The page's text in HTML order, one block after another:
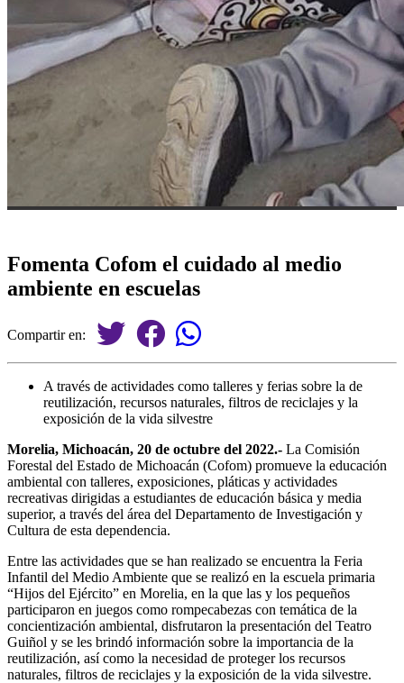
Fomenta Cofom el cuidado al medio
ambiente en escuelas
Compartir en:
A través de actividades como talleres y ferias sobre la de
reutilización, recursos naturales, filtros de reciclajes y la
exposición de la vida silvestre
Morelia, Michoacán, 20 de octubre del 2022.- La Comisión
Forestal del Estado de Michoacán (Cofom) promueve la educación
ambiental con talleres, exposiciones, pláticas y actividades
recreativas dirigidas a estudiantes de educación básica y media
superior, a través del área del Departamento de Investigación y
Cultura de esta dependencia.
Entre las actividades que se han realizado se encuentra la Feria
Infantil del Medio Ambiente que se realizó en la escuela primaria
“Hijos del Ejército” en Morelia, en la que las y los pequeños
participaron en juegos como rompecabezas con temática de la
concientización ambiental, disfrutaron la presentación del Teatro
Guiñol y se les brindó información sobre la importancia de la
reutilización, así como la necesidad de proteger los recursos
naturales, filtros de reciclajes y la exposición de la vida silvestre.